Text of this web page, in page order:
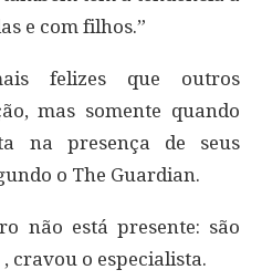
e com filhos.”
felizes que outros
mas somente quando
na presença de seus
o The Guardian.
não está presente: são
cravou o especialista.